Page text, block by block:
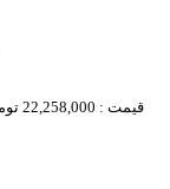
قیمت : 22,258,000 تومان